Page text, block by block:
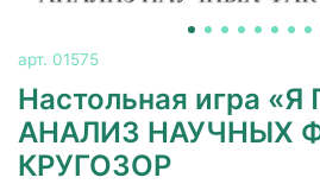
арт. 01575
Настольная игра
АНАЛИЗ НАУЧНЫХ
КРУГОЗОР